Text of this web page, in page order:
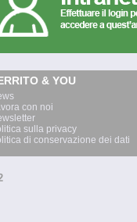
& YOU
con noi
sulla privacy
di conservazione dei dati